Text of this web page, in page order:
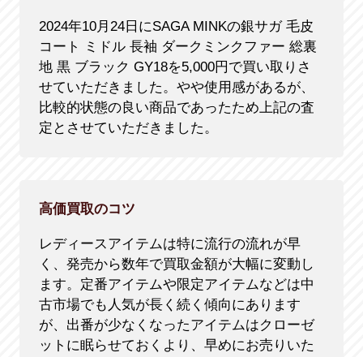
2024年10月24日にSAGA MINKの銀サガ 毛皮
コート ミドル 長袖 ダークミンクファー 総裏
地 黒 ブラック GY18を5,000円で買い取りさ
せていただきました。やや使用感があるが、
比較的状態の良い商品であったため上記の査
定とさせていただきました。
高価買取のコツ
レディースアイテムは特に流行の流れが早
く、発売から数年で買取金額が大幅に変動し
ます。定番アイテムや限定アイテムなどは中
古市場でも人気が長く続く傾向にあります
が、出番が少なくなったアイテムはクローゼ
ットに眠らせておくより、早めにお売りいた